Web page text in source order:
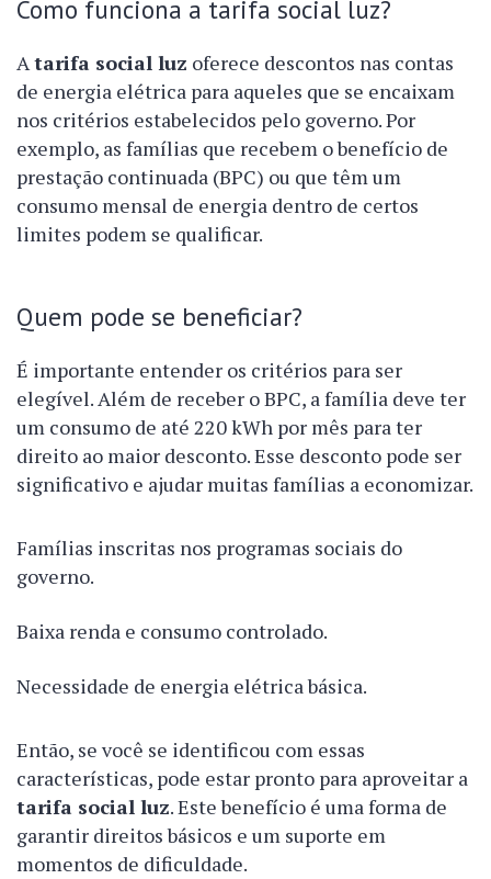
Como funciona a tarifa social luz?
Atarifa social luz oferece descontos nas contas
de energia elétrica para aqueles que se encaixam
nos critérios estabelecidos pelo governo. Por
exemplo, as famílias que recebem o benefício de
prestação continuada (BPC) ou que têm um
consumo mensal de energia dentro de certos
limites podem se qualificar.
Quem pode se beneficiar?
É importante entender os critérios para ser
elegível. Além de receber o BPC, a família deve ter
um consumo de até 220 kWh por mês para ter
direito ao maior desconto. Esse desconto pode ser
significativo e ajudar muitas famílias a economizar.
Famílias inscritas nos programas sociais do
governo.
Baixa renda e consumo controlado.
Necessidade de energia elétrica básica.
Então, se você se identificou com essas
características, pode estar pronto para aproveitar a
tarifa social luz. Este benefício é uma forma de
garantir direitos básicos e um suporte em
momentos de dificuldade.